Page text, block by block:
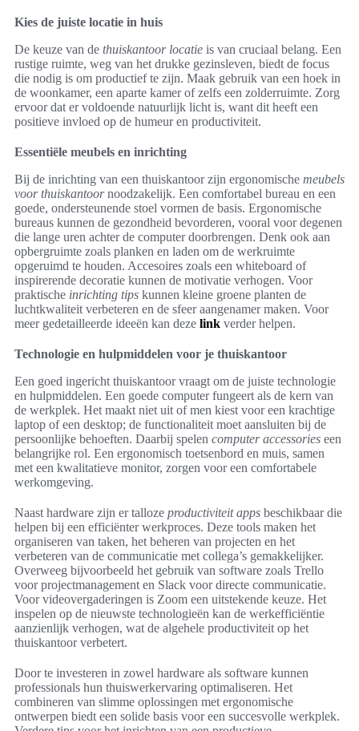
Kies de juiste locatie in huis
De keuze van de thuiskantoor locatie is van cruciaal belang. Een
rustige ruimte, weg van het drukke gezinsleven, biedt de focus
die nodig is om productief te zijn. Maak gebruik van een hoek in
de woonkamer, een aparte kamer of zelfs een zolderruimte. Zorg
ervoor dat er voldoende natuurlijk licht is, want dit heeft een
positieve invloed op de humeur en productiviteit.
Essentiële meubels en inrichting
Bij de inrichting van een thuiskantoor zijn ergonomische meubels
voor thuiskantoornoodzakelijk. Een comfortabel bureau en een
goede, ondersteunende stoel vormen de basis. Ergonomische
bureaus kunnen de gezondheid bevorderen, vooral voor degenen
die lange uren achter de computer doorbrengen. Denk ook aan
opbergruimte zoals planken en laden om de werkruimte
opgeruimd te houden. Accesoires zoals een whiteboard of
inspirerende decoratie kunnen de motivatie verhogen. Voor
praktische inrichting tips kunnen kleine groene planten de
luchtkwaliteit verbeteren en de sfeer aangenamer maken. Voor
meer gedetailleerde ideeën kan deze link verder helpen.
Technologie en hulpmiddelen voor je thuiskantoor
Een goed ingericht thuiskantoor vraagt om de juiste technologie
en hulpmiddelen. Een goede computer fungeert als de kern van
de werkplek. Het maakt niet uit of men kiest voor een krachtige
laptop of een desktop; de functionaliteit moet aansluiten bij de
persoonlijke behoeften. Daarbij spelen computer accessories een
belangrijke rol. Een ergonomisch toetsenbord en muis, samen
met een kwalitatieve monitor, zorgen voor een comfortabele
werkomgeving.
Naast hardware zijn er talloze productiviteit apps beschikbaar die
helpen bij een efficiënter werkproces. Deze tools maken het
organiseren van taken, het beheren van projecten en het
verbeteren van de communicatie met collega’s gemakkelijker.
Overweeg bijvoorbeeld het gebruik van software zoals Trello
voor projectmanagement en Slack voor directe communicatie.
Voor videovergaderingen is Zoom een uitstekende keuze. Het
inspelen op de nieuwste technologieën kan de werkefficiëntie
aanzienlijk verhogen, wat de algehele productiviteit op het
thuiskantoor verbetert.
Door te investeren in zowel hardware als software kunnen
professionals hun thuiswerkervaring optimaliseren. Het
combineren van slimme oplossingen met ergonomische
ontwerpen biedt een solide basis voor een succesvolle werkplek.